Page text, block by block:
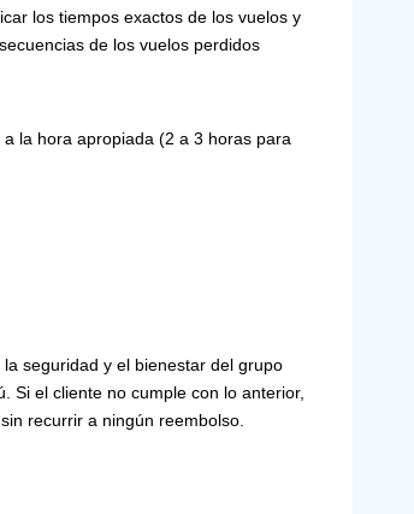
los tiempos exactos de los vuelos y
de los vuelos perdidos
la hora apropiada (2 a 3 horas para
seguridad y el bienestar del grupo
Si el cliente no cumple con lo anterior,
recurrir a ningún reembolso.